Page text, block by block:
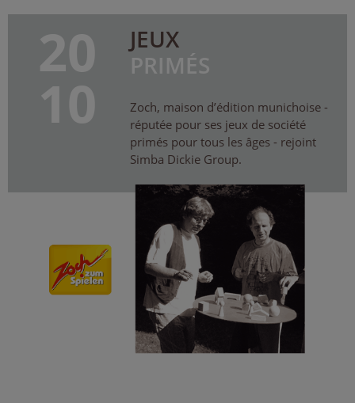
20
10
JEUX
PRIMÉS
Zoch, maison d’édition munichoise -
réputée pour ses jeux de société
primés pour tous les âges - rejoint
Simba Dickie Group.